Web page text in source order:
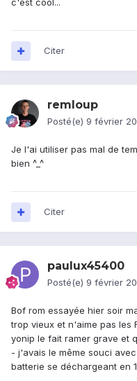
c'est cool...
Citer
remloup
Posté(e) 9 février
Je l'ai utiliser pas mal de
bien ^_^
Citer
paulux45400
Posté(e) 9 février
Bof rom essayée hier soir
trop vieux et n'aime pas les
yonip le fait ramer grave et
- j'avais le même souci
batterie se déchargeant en